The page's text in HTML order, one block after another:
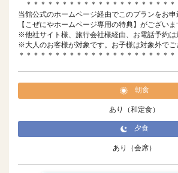
＊＊＊＊＊＊＊＊＊＊＊＊＊＊＊＊＊＊＊＊＊
当館公式のホームページ経由でこのプランをお申
【こぜにやホームページ専用の特典】がございま
※他社サイト様、旅行会社様経由、お電話予約は
※大人のお客様が対象です。お子様は対象外でご
＊＊＊＊＊＊＊＊＊＊＊＊＊＊＊＊＊＊＊＊＊＊
朝食
あり（和定食）
夕食
あり（会席）